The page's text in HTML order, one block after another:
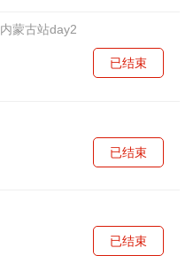
蒙古站day2
已结束
已结束
已结束